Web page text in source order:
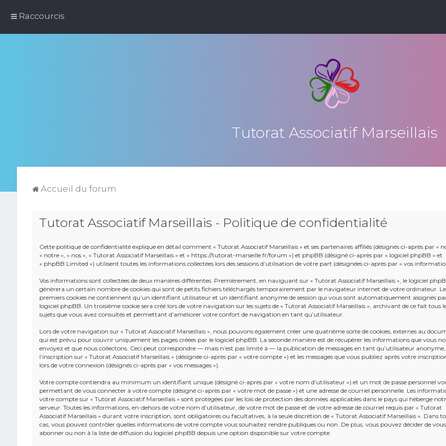
Raccourcis
Tutorat Associatif Marseillais
Accueil du forum
Tutorat Associatif Marseillais - Politique de confidentialité
Cette politique de confidentialité explique en détail comment « Tutorat Associatif Marseillais » et ses partenaires affiliés (désignés ci-après par «
« notre », « nos », « Tutorat Associatif Marseillais » et « https://tutorat-marseille.fr/forum ») et phpBB (désigné ci-après par « logiciel phpBB » et
« phpBB Limited ») utilisent toutes les informations collectées lors des sessions d’utilisation de votre part (désignées ci-après par « vos
Vos informations sont collectées de deux manières différentes. Premièrement, en naviguant sur « Tutorat Associatif Marseillais », le logiciel
génèrera un certain nombre de cookies qui sont de petits fichiers téléchargés temporairement par le navigateur internet de votre ordinateur.
premiers cookies ne contiennent qu’un identifiant utilisateur et un identifiant anonyme de session qui vous sont automatiquement assignés
logiciel phpBB. Un troisième cookie sera créé lors de votre navigation sur les sujets de « Tutorat Associatif Marseillais », archivant de ce fait tous
sujets que vous avez consultés et permettant d’améliorer votre confort de navigation en tant qu’utilisateur.
Lors de votre navigation sur « Tutorat Associatif Marseillais », nous pouvons également créer une quatrième sorte de cookies, externes au
qui est prévu pour couvrir uniquement les pages créées par le logiciel phpBB. La seconde manière est de récupérer les informations que vous
envoyez et que nous collectons. Ceci peut correspondre — mais n’est pas limité à — la publication de messages en tant qu’utilisateur anonyme,
l’inscription sur « Tutorat Associatif Marseillais » (désignée ci-après par « votre compte ») et les messages que vous publiez après votre
lors de votre connexion (désignés ci-après par « vos messages »).
Votre compte contiendra au minimum un identifiant unique (désigné ci-après par « votre nom d’utilisateur ») et un mot de passe personnel
permettant de vous connecter à votre compte (désigné ci-après par « votre mot de passe ») et une adresse de courriel personnelle. Les
votre compte sur « Tutorat Associatif Marseillais » sont protégées par les lois de protection des données applicables dans le pays qui héberge
serveur. Toutes les informations, en-dehors de votre nom d’utilisateur, de votre mot de passe et de votre adresse de courriel requis par « Tutorat
Associatif Marseillais » durant votre inscription, sont obligatoires ou facultatives, à la seule discrétion de « Tutorat Associatif Marseillais ». Dans
cas, vous pouvez contrôler quelles informations de votre compte vous souhaitez rendre publiques ou non. De plus, vous pouvez décider de vous
abonner ou non à la liste de diffusion du logiciel phpBB depuis une option disponible sur votre compte.